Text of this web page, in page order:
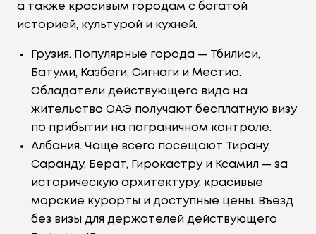
а также красивым городам с богатой
историей, культурой и кухней.
Грузия. Популярные города — Тбилиси,
Батуми, Казбеги, Сигнаги и Местиа.
Обладатели действующего вида на
жительство ОАЭ получают бесплатную визу
по прибытии на пограничном контроле.
Албания. Чаще всего посещают Тирану,
Саранду, Берат, Гирокастру и Ксамил — за
историческую архитектуру, красивые
морские курорты и доступные цены. Въезд
без визы для держателей действующего